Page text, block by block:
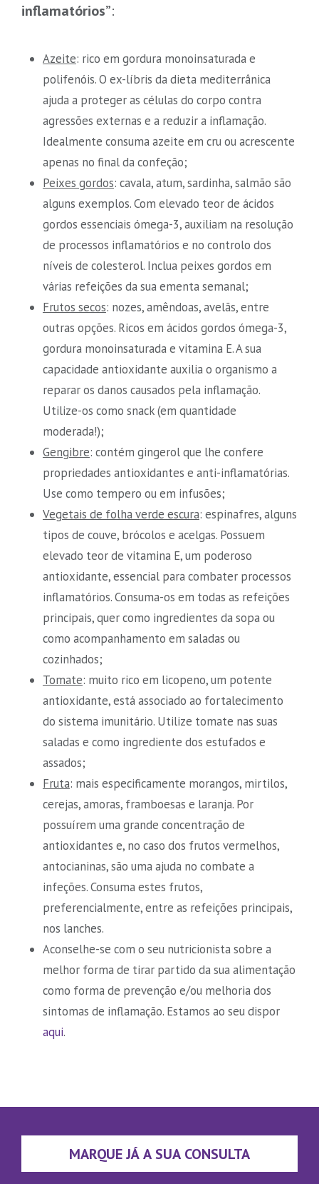
inflamatórios”:
Azeite: rico em gordura monoinsaturada e
polifenóis. O ex-líbris da dieta mediterrânica
ajuda a proteger as células do corpo contra
agressões externas e a reduzir a inflamação.
Idealmente consuma azeite em cru ou acrescente
apenas no final da confeção;
Peixes gordos: cavala, atum, sardinha, salmão são
alguns exemplos. Com elevado teor de ácidos
gordos essenciais ómega-3, auxiliam na resolução
de processos inflamatórios e no controlo dos
níveis de colesterol. Inclua peixes gordos em
várias refeições da sua ementa semanal;
Frutos secos: nozes, amêndoas, avelãs, entre
outras opções. Ricos em ácidos gordos ómega-3,
gordura monoinsaturada e vitamina E. A sua
capacidade antioxidante auxilia o organismo a
reparar os danos causados pela inflamação.
Utilize-os como snack (em quantidade
moderada!);
Gengibre: contém gingerol que lhe confere
propriedades antioxidantes e anti-inflamatórias.
Use como tempero ou em infusões;
Vegetais de folha verde escura: espinafres, alguns
tipos de couve, brócolos e acelgas. Possuem
elevado teor de vitamina E, um poderoso
antioxidante, essencial para combater processos
inflamatórios. Consuma-os em todas as refeições
principais, quer como ingredientes da sopa ou
como acompanhamento em saladas ou
cozinhados;
Tomate: muito rico em licopeno, um potente
antioxidante, está associado ao fortalecimento
do sistema imunitário. Utilize tomate nas suas
saladas e como ingrediente dos estufados e
assados;
Fruta: mais especificamente morangos, mirtilos,
cerejas, amoras, framboesas e laranja. Por
possuírem uma grande concentração de
antioxidantes e, no caso dos frutos vermelhos,
antocianinas, são uma ajuda no combate a
infeções. Consuma estes frutos,
preferencialmente, entre as refeições principais,
nos lanches.
Aconselhe-se com o seu nutricionista sobre a
melhor forma de tirar partido da sua alimentação
como forma de prevenção e/ou melhoria dos
sintomas de inflamação. Estamos ao seu dispor
aqui.
MARQUE JÁ A SUA CONSULTA